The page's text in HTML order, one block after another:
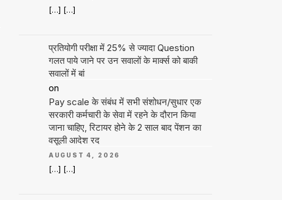
[…] […]
प्रतियोगी परीक्षा में 25% से ज्यादा Question
गलत पाये जाने पर उन सवालों के मार्क्स को बाकी
सवालों में बां
on
Pay scale के संबंध में सभी संशोधन/सुधार एक
सरकारी कर्मचारी के सेवा में रहने के दौरान किया
जाना चाहिए, रिटायर होने के 2 साल बाद पेंशन का
वसूली आदेश रद
AUGUST 4, 2026
[…] […]